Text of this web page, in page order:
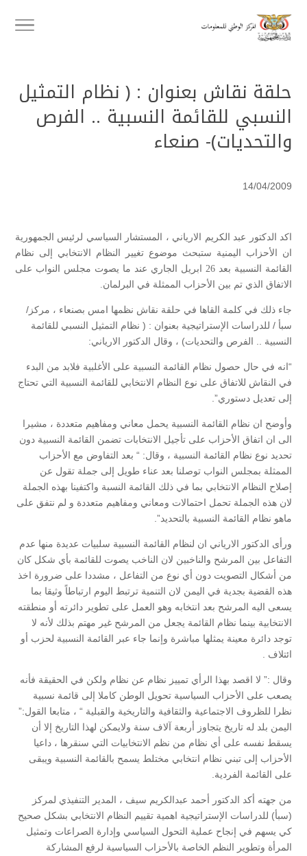
حلقة نقاش بعنوان : ( نظام التمثيل
النسبي للقائمة النسبية .. الفرص
والتحديات)- صنعاء
14/04/2009
اكد الدكتور عبد الكريم الارياني ، المستشار السياسي لرئيس الجمهورية
ان الأحزاب اليمنية ستبحث موضوع تغيير النظام الانتخابي إلى نظام
القائمة النسبية بعد 26 ابريل الجاري عند ما يصوت مجلس النواب على
الاتفاق الذي تم بين الأحزاب الممثلة في البرلمان.
جاء ذلك في كلمة القاها في حلقة نقاش نظمها امس بصنعاء ، مركز/
سبأ / للدراسات الإستراتيجية بعنوان : ( نظام التمثيل النسبي للقائمة
النسبية .. الفرص والتحديات) ، وقال الدكتور الارياني:
“انه في حال حصول نظام القائمة النسبية على الأغلبية فلابد من البدء
في النقاش للاتفاق على نوع النظام الانتخابي للقائمة النسبية التي تحتاج
إلى تعديل دستوري”.
وأوضح ان نظام القائمة النسبية يحمل معاني ومفاهيم متعددة ، مشيرا
الى ان اتفاق الأحزاب على تأجيل الانتخابات تضمن القائمة النسبية دون
تحديد نوع نظام القائمة النسبية ، وقال: “ بعد التفاوض مع الأحزاب
الممثلة بمجلس النواب توصلنا بعد عناء طويل إلى جملة تقول عن
إصلاح النظام الانتخابي بما في ذلك القائمة النسبة واكتفينا بهذه الجملة
لان هذه الجملة تحمل احتمالات ومعاني ومفاهيم متعددة و لم نتفق على
ماهو نظام القائمة النسبية بالتحديد”.
ورأى الدكتور الارياني ان لنظام القائمة النسبية سلبيات عديدة منها عدم
التفاعل بين المرشح والناخبين لان الناخب يصوت للقائمة بأي شكل كان
من أشكال التصويت دون أي نوع من التفاعل ، مشددا على ضرورة اخذ
هذه القضية بجدية في اليمن لان التنمية ترتبط اليوم ارتباطاً وثيقا بما
يسعى اليه المرشح بعد انتخابه وهو العمل على تطوير دائرته أو منطقته
الانتخابية بينما نظام القائمة يجعل من المرشح غير مهتم بذلك لأنه لا
توجد دائرة معينة يمثلها مباشرة وإنما جاء عبر القائمة النسبية لحزب أو
ائتلاف .
وقال :” لا اقصد بهذا الرأي تمييز نظام عن نظام ولكن في الحقيقة فأنه
يصعب على الأحزاب السياسية تحويل الوطن كاملا إلى قائمة نسبية
نظرا للظروف الاجتماعية والثقافية والتاريخية والقبلية “ ، متابعا القول:”
اليمن بلد له تاريخ يتجاوز أربعة آلاف سنة ولايمكن لهذا التاريخ إلا أن
يسقط نفسه على أي نظام من نظم الانتخابيات التي سنقرها ، داعيا
الأحزاب إلى تبني نظام انتخابي مختلط يسمح بالقائمة النسبية ويبقى
على القائمة الفردية.
من جهته أكد الدكتور أحمد عبدالكريم سيف ، المدير التنفيذي لمركز
(سبأ) للدراسات الإستراتيجية اهمية تقييم النظام الانتخابي بشكل صحيح
كي يسهم في إنجاح عملية التحول السياسي وإدارة الصراعات وتمثيل
المرأة وتطوير النظم الخاصة بالأحزاب السياسية لرفع المشاركة